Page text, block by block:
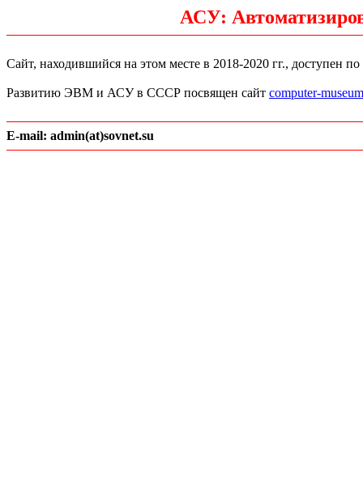
АСУ:
Сайт, находившийся на этом месте в 2018-2020 гг., доступен
Развитию ЭВМ и АСУ в СССР посвящен сайт computer-
E-mail: admin(at)sovnet.su